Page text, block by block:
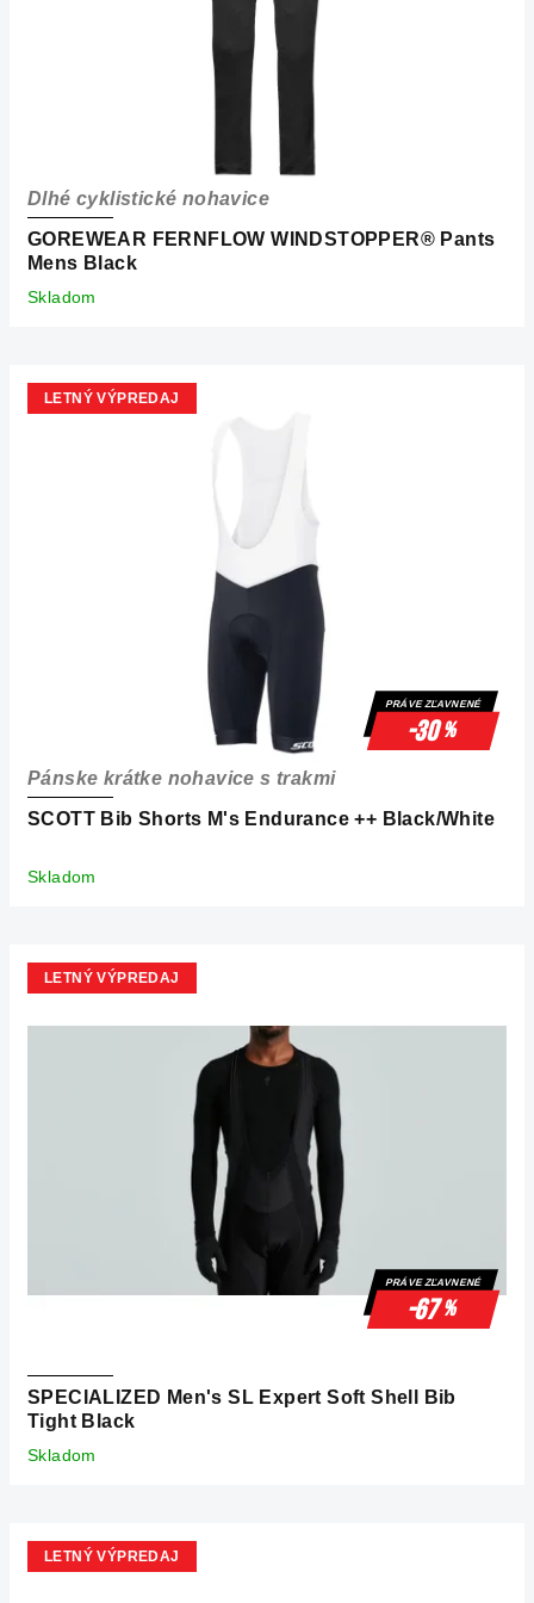
GOREWEAR FERNFLOW WINDSTOPPER® Pants
Mens Black
Dlhé cyklistické nohavice
Skladom
LETNÝ VÝPREDAJ
PRÁVE ZĽAVNENÉ
-30%
SCOTT Bib Shorts M's Endurance ++ Black/White
Pánske krátke nohavice s trakmi
Skladom
LETNÝ VÝPREDAJ
PRÁVE ZĽAVNENÉ
-67%
SPECIALIZED Men's SL Expert Soft Shell Bib
Tight Black
Skladom
LETNÝ VÝPREDAJ